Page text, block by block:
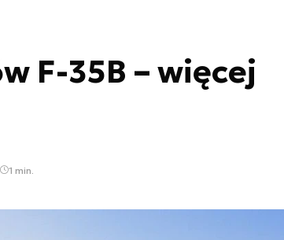
F-35B – więcej
1 min.